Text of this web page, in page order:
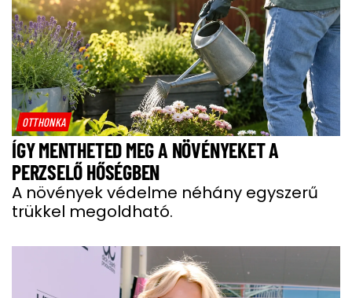
OTTHONKA
ÍGY MENTHETED MEG A NÖVÉNYEKET A
PERZSELŐ HŐSÉGBEN
A növények védelme néhány egyszerű
trükkel megoldható.